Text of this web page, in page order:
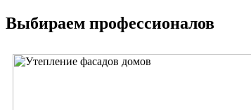
Выбираем профессионалов